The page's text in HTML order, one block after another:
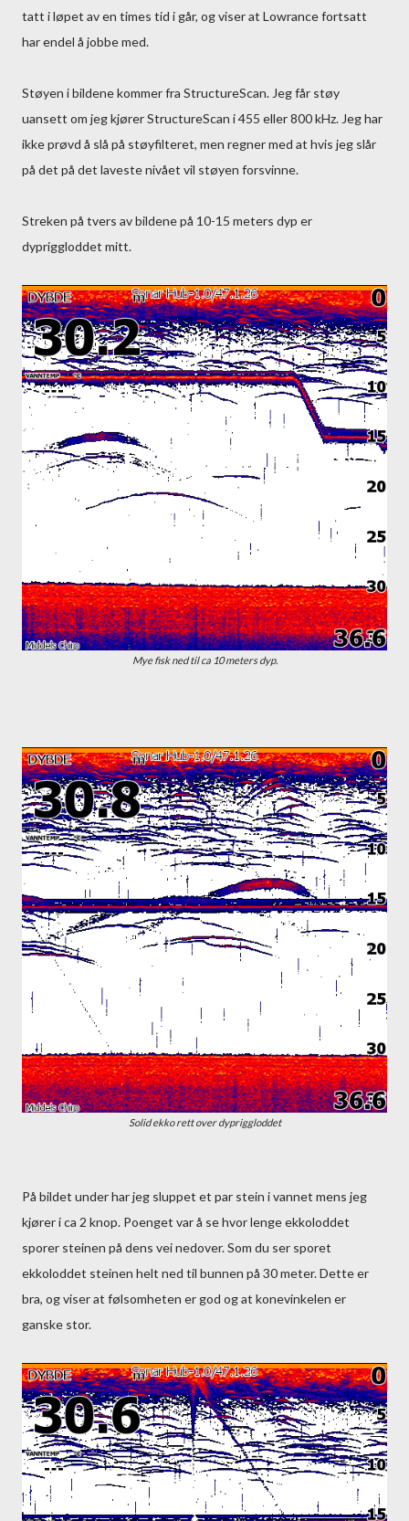
tatt i løpet av en times tid i går, og viser at Lowrance fortsatt
har endel å jobbe med.
Støyen i bildene kommer fra StructureScan. Jeg får støy
uansett om jeg kjører StructureScan i 455 eller 800 kHz. Jeg har
ikke prøvd å slå på støyfilteret, men regner med at hvis jeg slår
på det på det laveste nivået vil støyen forsvinne.
Streken på tvers av bildene på 10-15 meters dyp er
dypriggloddet mitt.
Mye fisk ned til ca 10 meters dyp.
Solid ekko rett over dypriggloddet
På bildet under har jeg sluppet et par stein i vannet mens jeg
kjører i ca 2 knop. Poenget var å se hvor lenge ekkoloddet
sporer steinen på dens vei nedover. Som du ser sporet
ekkoloddet steinen helt ned til bunnen på 30 meter. Dette er
bra, og viser at følsomheten er god og at konevinkelen er
ganske stor.